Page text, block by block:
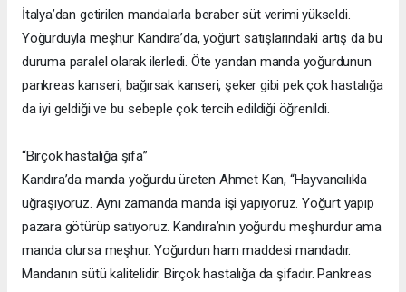
İtalya’dan getirilen mandalarla beraber süt verimi yükseldi.
Yoğurduyla meşhur Kandıra’da, yoğurt satışlarındaki artış da bu
duruma paralel olarak ilerledi. Öte yandan manda yoğurdunun
pankreas kanseri, bağırsak kanseri, şeker gibi pek çok hastalığa
da iyi geldiği ve bu sebeple çok tercih edildiği öğrenildi.
“Birçok hastalığa şifa”
Kandıra’da manda yoğurdu üreten Ahmet Kan, “Hayvancılıkla
uğraşıyoruz. Aynı zamanda manda işi yapıyoruz. Yoğurt yapıp
pazara götürüp satıyoruz. Kandıra’nın yoğurdu meşhurdur ama
manda olursa meşhur. Yoğurdun ham maddesi mandadır.
Mandanın sütü kalitelidir. Birçok hastalığa da şifadır. Pankreas